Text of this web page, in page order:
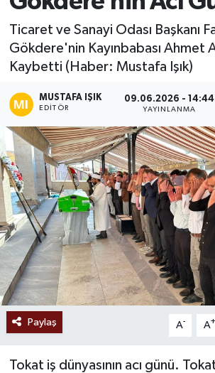
Ticaret ve Sanayi Odası Başkanı
Gökdere'nin Kayınbabası Ahmet
Kaybetti (Haber: Mustafa Işık)
MUSTAFA IŞIK
EDITÖR
09.06.2026 - 14:44
YAYINLANMA
Paylaş A- A+
Tokat iş dünyasının acı günü.
Ekonomi
Sağlık
Tokat Haber